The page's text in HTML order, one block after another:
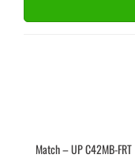
Match – UP C42MB-​​FRT